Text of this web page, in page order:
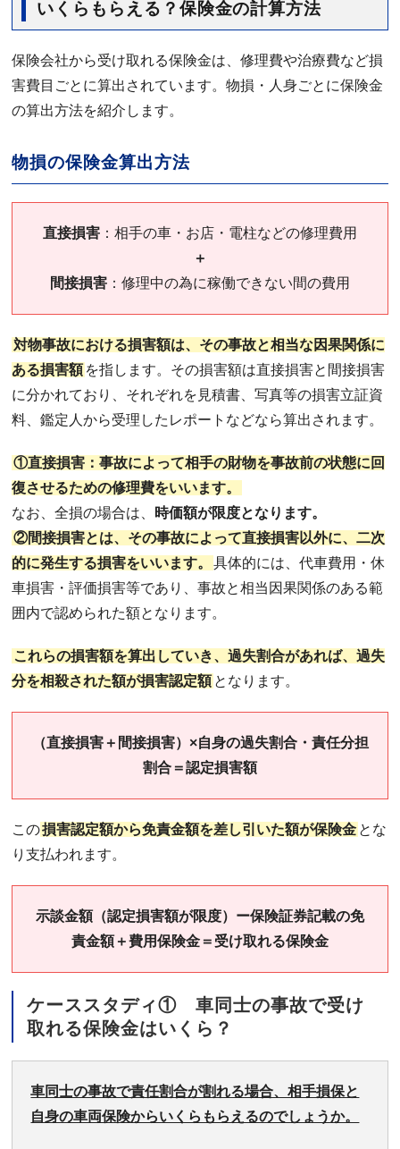
いくらもらえる？保険金の計算方法
保険会社から受け取れる保険金は、修理費や治療費など損
害費目ごとに算出されています。物損・人身ごとに保険金
の算出方法を紹介します。
物損の保険金算出方法
直接損害 ：相手の車・お店・電柱などの修理費用
＋
間接損害 ：修理中の為に稼働できない間の費用
対物事故における損害額は、その事故と相当な因果関係に
ある損害額 を指します。その損害額は直接損害と間接損害
に分かれており、それぞれを見積書、写真等の損害立証資
料、鑑定人から受理したレポートなどなら算出されます。
①直接損害：事故によって相手の財物を事故前の状態に回
復させるための修理費をいいます。
なお、全損の場合は、 時価額が限度となります。
②間接損害とは、その事故によって直接損害以外に、二次
的に発生する損害をいいます。
具体的には、代車費用・休
車損害・評価損害等であり、事故と相当因果関係のある範
囲内で認められた額となります。
これらの損害額を算出していき、過失割合があれば、過失
分を相殺された額が損害認定額 となります。
（直接損害＋間接損害）×自身の過失割合・責任分担
割合＝認定損害額
この損害認定額から免責金額を差し引いた額が保険金 とな
り支払われます。
示談金額（認定損害額が限度）ー保険証券記載の免
責金額＋費用保険金＝受け取れる保険金
ケーススタディ① 車同士の事故で受け
取れる保険金はいくら？
車同士の事故で責任割合が割れる場合、相手損保と
自身の車両保険からいくらもらえるのでしょうか。